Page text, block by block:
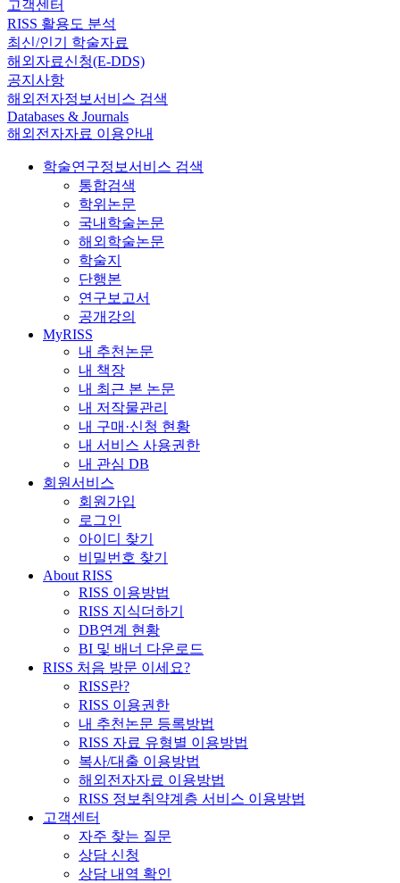
고객센터
RISS 활용도 분석
최신/인기 학술자료
해외자료신청(E-DDS)
공지사항
해외전자정보서비스 검색
Databases & Journals
해외전자자료 이용안내
학술연구정보서비스 검색
통합검색
학위논문
국내학술논문
해외학술논문
학술지
단행본
연구보고서
공개강의
MyRISS
내 추천논문
내 책장
내 최근 본 논문
내 저작물관리
내 구매·신청 현황
내 서비스 사용권한
내 관심 DB
회원서비스
회원가입
로그인
아이디 찾기
비밀번호 찾기
About RISS
RISS 이용방법
RISS 지식더하기
DB연계 현황
BI 및 배너 다운로드
RISS 처음 방문 이세요?
RISS란?
RISS 이용권한
내 추천논문 등록방법
RISS 자료 유형별 이용방법
복사/대출 이용방법
해외전자자료 이용방법
RISS 정보취약계층 서비스 이용방법
고객센터
자주 찾는 질문
상담 신청
상담 내역 확인